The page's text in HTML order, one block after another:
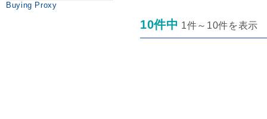
Buying Proxy
10件中 1件～10件を表示